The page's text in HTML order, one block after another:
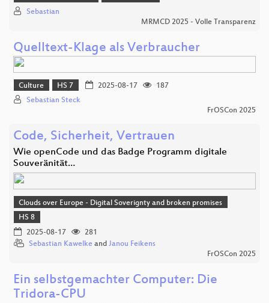
Sebastian
MRMCD 2025 - Volle Transparenz
Quelltext-Klage als Verbraucher
Culture HS 7 2025-08-17
187
Sebastian Steck
FrOSCon 2025
Code, Sicherheit, Vertrauen
Wie openCode und das Badge Programm digitale
Souveränität…
Clouds over Europe - Digital Soverignty and broken promises
HS 8
2025-08-17
281
Sebastian Kawelke and Janou Feikens
FrOSCon 2025
Ein selbstgemachter Computer: Die
Tridora-CPU